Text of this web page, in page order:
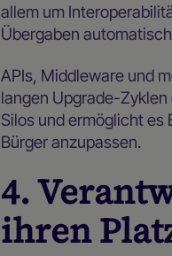
allem um
Übergaben
APIs, Middleware und
langen Upgrade-
Silos und ermöglicht es
Bürger anzupassen.
4.
ihren